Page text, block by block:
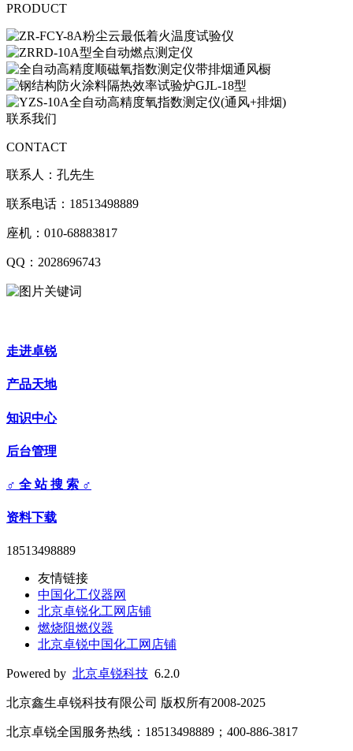
PRODUCT
联系我们
CONTACT
联系人：孔先生
联系电话：18513498889
座机：010-68883817
QQ：2028696743
走进卓锐
产品天地
知识中心
后台管理
♂ 全 站 搜 索 ♂
资料下载
18513498889
友情链接
中国化工仪器网
北京卓锐化工网店铺
燃烧阻燃仪器
北京卓锐中国化工网店铺
Powered by 北京卓锐科技 6.2.0
北京鑫生卓锐科技有限公司 版权所有2008-2025
北京卓锐全国服务热线：18513498889；400-886-3817